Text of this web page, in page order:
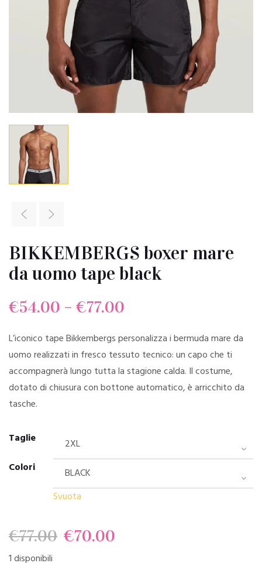
BIKKEMBERGS boxer mare
da uomo tape black
€54.00 – €77.00
L’iconico tape Bikkembergs personalizza i bermuda mare da
uomo realizzati in fresco tessuto tecnico: un capo che ti
accompagnerà lungo tutta la stagione calda. Il costume,
dotato di chiusura con bottone automatico, è arricchito da
tasche.
Taglie
Colori
Svuota
€77.00 Il
€70.00
1 disponibili